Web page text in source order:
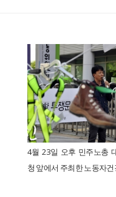
4월 23일 오후 민주노총
청 앞에서 주최한 노동자